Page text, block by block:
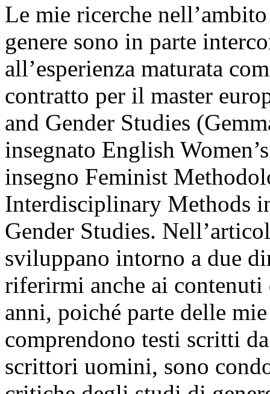
Le mie ricerche
genere sono in parte
all’esperienza maturata
contratto per il master
and Gender Studies
insegnato English
insegno Feminist
Interdisciplinary Methods
Gender Studies.
sviluppano intorno a due
riferirmi anche ai
anni, poiché parte delle
comprendono testi scritti
scrittori uomini, sono